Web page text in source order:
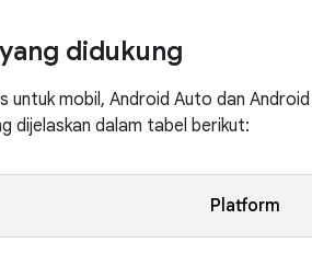
didukung
untuk mobil, Android Auto dan
dijelaskan dalam tabel berikut:
Platform